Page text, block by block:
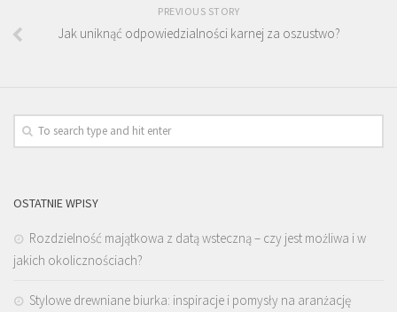
PREVIOUS STORY
Jak uniknąć odpowiedzialności karnej za oszustwo?
OSTATNIE WPISY
Rozdzielność majątkowa z datą wsteczną – czy jest możliwa i w
jakich okolicznościach?
Stylowe drewniane biurka: inspiracje i pomysły na aranżację